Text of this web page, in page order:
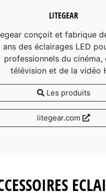
LITEGEAR
conçoit et fabrique
ans des éclairages LED
professionnels du cinéma,
télévision et de la vidéo
Les produits
litegear.com